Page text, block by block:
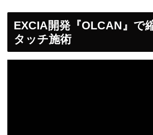
EXCIA開発『OLCAN』で
タッチ施術